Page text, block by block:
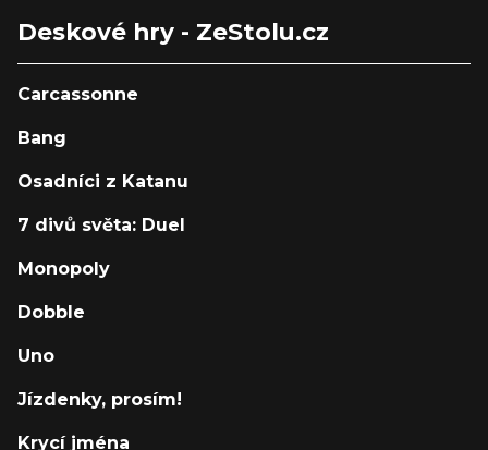
Deskové hry - ZeStolu.cz
Carcassonne
Bang
Osadníci z Katanu
7 divů světa: Duel
Monopoly
Dobble
Uno
Jízdenky, prosím!
Krycí jména